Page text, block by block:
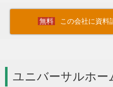
この会社に資料
ユニバーサルホ